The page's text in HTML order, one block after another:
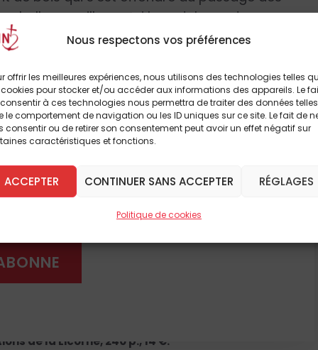
Nous respectons vos préférences
offrir les meilleures expériences, nous utilisons des technologies telles
pour stocker et/ou accéder aux informations des appareils. Le
à ces technologies nous permettra de traiter des données telles
le comportement de navigation ou les ID uniques sur ce site. Le fait de
consentir ou de retirer son consentement peut avoir un effet négatif sur
caractéristiques et fonctions.
ACCEPTER CONTINUER SANS ACCEPTER RÉGLAGES
Politique de cookies
belle pagaille parmi les adolescents
Et malgré les enquêtes de la
courent toujours. Alors des renforts
la ville, attisant la colère des fauteurs de
«la justice ou la mort» ! Il faut être jeune
à Malaïac pour enquêter au nom du
il reçoit, jeté dans sa chambre d’hôtel, un
au nom de cette même justice. Il n’a
jambes nues détaler dans la nuit… Si ce
a pris quelques rides, il n’en reste pas
générations de lecteurs jeunes et moins
de la parole donnée, le goût de l’aventure
roman aux accents truculents, aux figures
tout son charme, avec les
de la Licorne, 240 p., 14 €.
lire cet article
autres
À PRÉSENT